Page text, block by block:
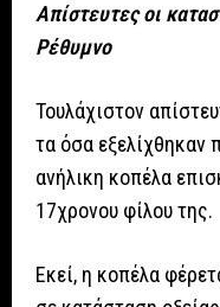
Απίστευτες οι
Ρέθυμνο
Τουλάχιστον
τα όσα εξελίχθηκαν
ανήλικη κοπέλα
17χρονου φίλου της.
Εκεί, η κοπέλα